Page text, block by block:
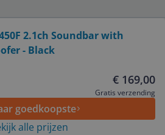
2.1ch Soundbar with
- Black
€ 169,00
Gratis verzending
goedkoopste
alle prijzen